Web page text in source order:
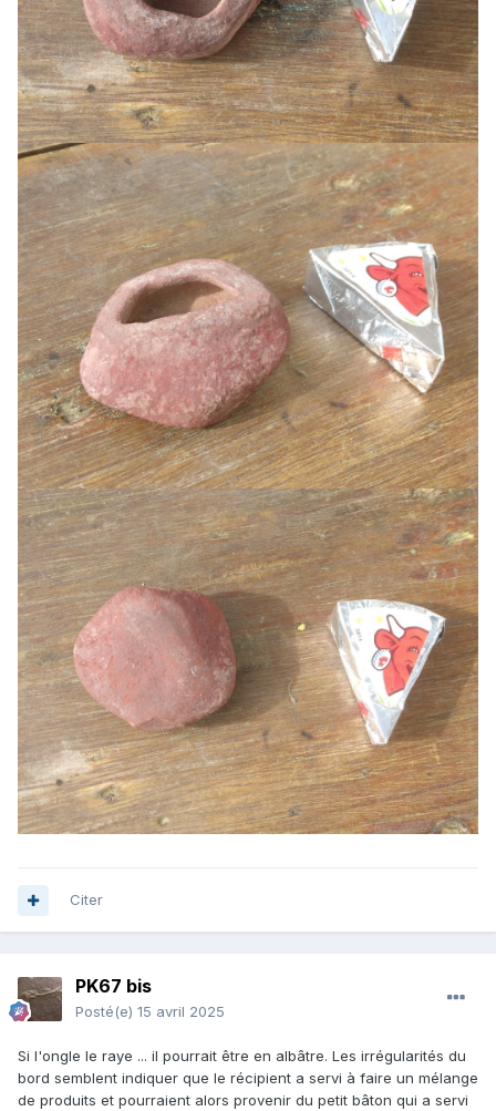
Citer
PK67 bis
Posté(e) 15 avril 2025
Si l'ongle le raye ... il pourrait être en albâtre. Les irrégularités du
bord semblent indiquer que le récipient a servi à faire un mélange
de produits et pourraient alors provenir du petit bâton qui a servi